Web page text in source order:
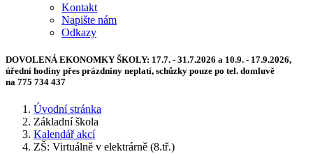
Kontakt
Napište nám
Odkazy
DOVOLENÁ EKONOMKY ŠKOLY: 17.7. - 31.7.2026 a 10.9. - 17.9.2026,
úřední hodiny přes prázdniny neplatí, schůzky pouze po tel. domluvě
na 775 734 437
Úvodní stránka
Základní škola
Kalendář akcí
ZŠ: Virtuálně v elektrárně (8.tř.)